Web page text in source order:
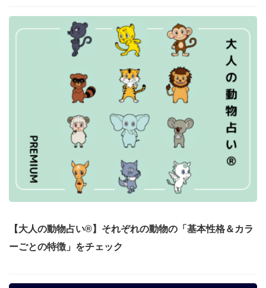
【大人の動物占い®】それぞれの動物の「基本性格＆カラ
ーごとの特徴」をチェック